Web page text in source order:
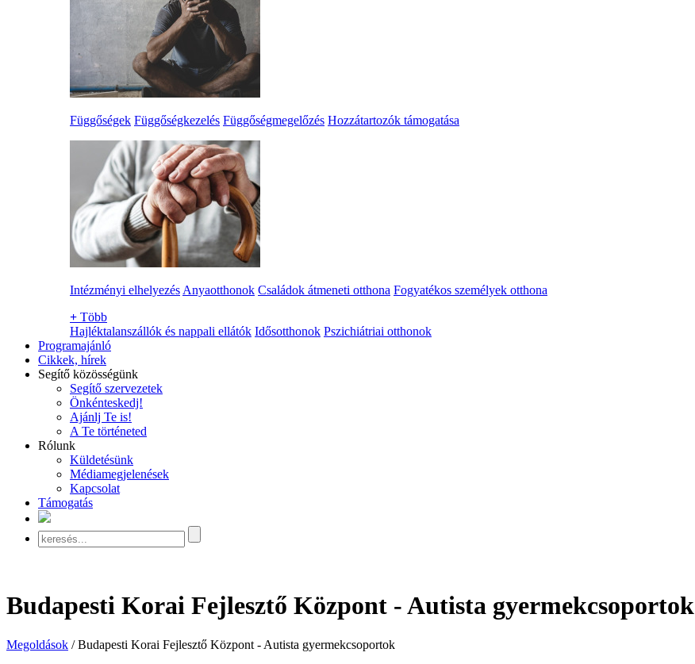
Függőségek Függőségkezelés Függőségmegelőzés Hozzátartozók támogatása
Intézményi elhelyezés Anyaotthonok Családok átmeneti otthona Fogyatékos személyek otthona
+ Több
Hajléktalanszállók és nappali ellátók Idősotthonok Pszichiátriai otthonok
Programajánló
Cikkek, hírek
Segítő közösségünk
Segítő szervezetek
Önkénteskedj!
Ajánlj Te is!
A Te történeted
Rólunk
Küldetésünk
Médiamegjelenések
Kapcsolat
Támogatás
Budapesti Korai Fejlesztő Központ - Autista gyermekcsoportok
Megoldások /Budapesti Korai Fejlesztő Központ - Autista gyermekcsoportok